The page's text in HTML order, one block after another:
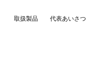
取扱製品 代表あいさつ